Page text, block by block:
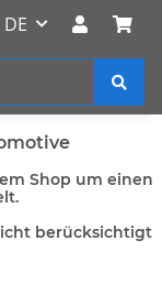
DE
Shop um einen
berücksichtigt